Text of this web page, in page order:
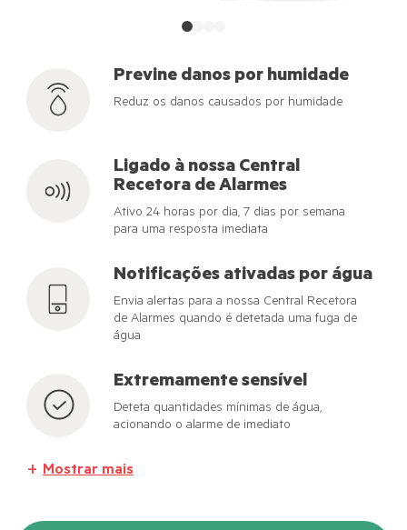
Previne danos por humidade
Reduz os danos causados por humidade
Ligado à nossa Central
Recetora de Alarmes
Ativo 24 horas por dia, 7 dias por semana
para uma resposta imediata
Notificações ativadas por água
Envia alertas para a nossa Central Recetora
de Alarmes quando é detetada uma fuga de
água
Extremamente sensível
Deteta quantidades mínimas de água,
acionando o alarme de imediato
Mostrar mais